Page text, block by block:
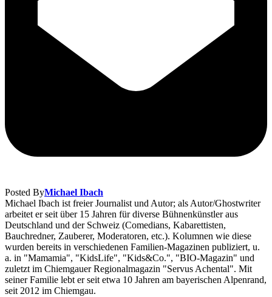
Posted ByMichael Ibach
Michael Ibach ist freier Journalist und Autor; als Autor/Ghostwriter
arbeitet er seit über 15 Jahren für diverse Bühnenkünstler aus
Deutschland und der Schweiz (Comedians, Kabarettisten,
Bauchredner, Zauberer, Moderatoren, etc.). Kolumnen wie diese
wurden bereits in verschiedenen Familien-Magazinen publiziert, u.
a. in "Mamamia", "KidsLife", "Kids&Co.", "BIO-Magazin" und
zuletzt im Chiemgauer Regionalmagazin "Servus Achental". Mit
seiner Familie lebt er seit etwa 10 Jahren am bayerischen Alpenrand,
seit 2012 im Chiemgau.